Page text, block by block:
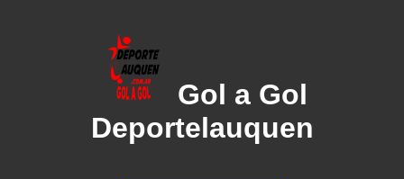
Gol a Gol
Deportelauquen